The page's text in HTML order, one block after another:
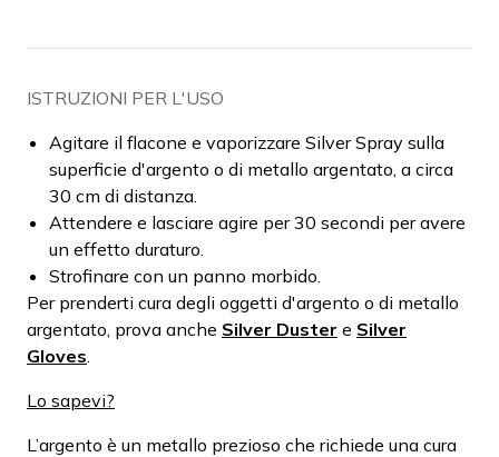
ISTRUZIONI PER L'USO
Agitare il flacone e vaporizzare Silver Spray sulla
superficie d'argento o di metallo argentato, a circa
30 cm di distanza.
Attendere e lasciare agire per 30 secondi per avere
un effetto duraturo.
Strofinare con un panno morbido.
Per prenderti cura degli oggetti d'argento o di metallo
argentato, prova anche Silver Duster e Silver
Gloves
Lo sapevi?
L’argento è un metallo prezioso che richiede una cura